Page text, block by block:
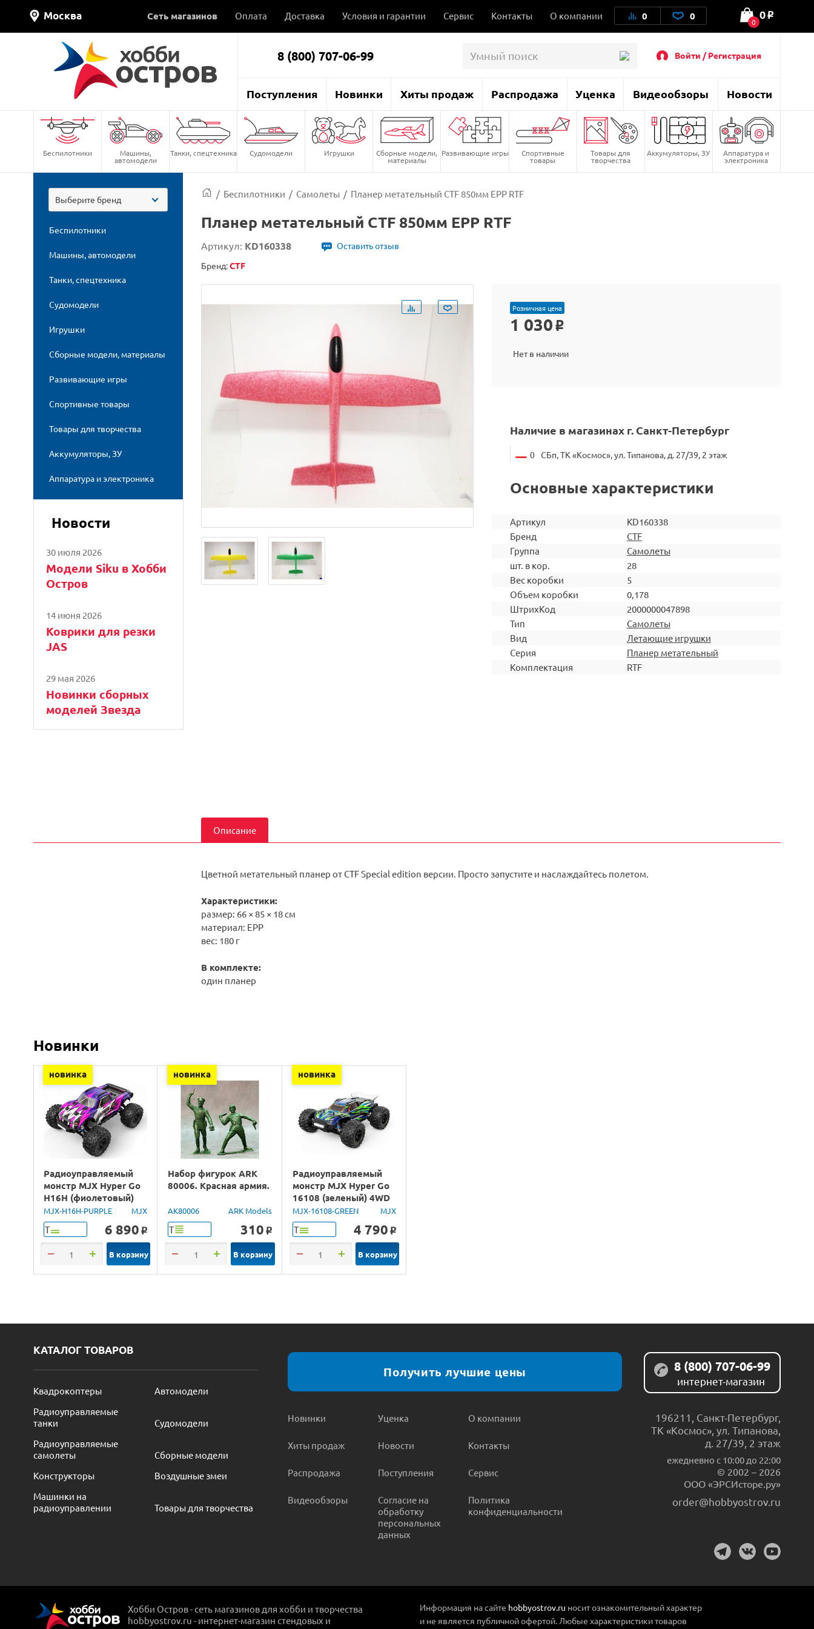
Москва Сеть магазинов Оплата Доставка Условия и гарантии Сервис Контакты О компании 0 0 0
0 o
8 (800) 707-06-99 Войти / Регистрация
Поступления Новинки Хиты продаж Распродажа Уценка Видеообзоры Новости
Беспилотники Машины,
автомодели
Танки, спецтехника Судомодели Игрушки Сборные модели,
материалы
Развивающие игры Спортивные
товары
Товары для
творчества
Аккумуляторы, ЗУ Аппаратура и
электроника
Выберите бренд
Беспилотники
Машины, автомодели
Танки, спецтехника
Судомодели
Игрушки
Сборные модели, материалы
Развивающие игры
Спортивные товары
Товары для творчества
Аккумуляторы, ЗУ
Аппаратура и электроника
Новости
30 июля 2026
Модели Siku в Хобби
Остров
14 июня 2026
Коврики для резки
JAS
29 мая 2026
Новинки сборных
моделей Звезда
/ Беспилотники / Самолеты / Планер метательный CTF 850мм EPP RTF
Планер метательный CTF 850мм EPP RTF
Артикул: KD160338
Оставить отзыв
Бренд:CTF
Розничная цена
1 030 o
Нет в наличии
Наличие в магазинах г. Санкт-Петербург
0 СБп, ТК «Космос», ул. Типанова, д. 27/39, 2 этаж
Основные характеристики
Артикул
KD160338
Бренд
CTF
Группа
Самолеты
шт. в кор.
28
Вес коробки
5
Объем коробки
0,178
ШтрихКод
2000000047898
Тип
Самолеты
Вид
Летающие игрушки
Серия
Планер метательный
Комплектация
RTF
Описание
Цветной метательный планер от CTF Special edition версии. Просто запустите и наслаждайтесь полетом.
Характеристики:
размер: 66 × 85 × 18 см
материал: EPP
вес: 180 г
В комплекте:
один планер
Новинки
новинка
Радиоуправляемый
монстр MJX Hyper Go
H16H (фиолетовый)
4WD 2.4G LED GPS
1/16 RTR
MJX-H16H-PURPLE MJX
Т 6 890 o
В корзину
новинка
Набор фигурок ARK
80006. Красная армия.
AK80006 ARK Models
Т 310 o
В корзину
новинка
Радиоуправляемый
монстр MJX Hyper Go
16108 (зеленый) 4WD
2.4G LED 1/16 RTR
MJX-16108-GREEN MJX
Т 4 790 o
В корзину
КАТАЛОГ ТОВАРОВ
Квадрокоптеры
Автомодели
Радиоуправляемые
танки
Судомодели
Радиоуправляемые
самолеты
Сборные модели
Конструкторы
Воздушные змеи
Машинки на
радиоуправлении
Товары для творчества
Получить лучшие цены
Новинки
Хиты продаж
Распродажа
Видеообзоры
Уценка
Новости
Поступления
Согласие на
обработку
персональных
данных
О компании
Контакты
Сервис
Политика
конфиденциальности
8 (800) 707-06-99
интернет-магазин
196211 Санкт-Петербург,
ТК «Космос», ул. Типанова,
д. 27/39, 2 этаж
ежедневно c 10:00 до 22:00
© 2002 – 2026
ООО «ЭРСИсторе.ру»
order@hobbyostrov.ru
Хобби Остров - сеть магазинов для хобби и творчества
hobbyostrov.ru - интернет-магазин стендовых и
Информация на сайте hobbyostrov.ru носит ознакомительный характер
и не является публичной офертой. Любые характеристики товаров